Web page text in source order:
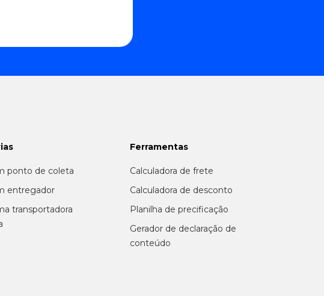
ponto de coleta
entregador
transportadora
Ferramentas
Calculadora de frete
Calculadora de desconto
Planilha de precificação
Gerador de declaração de
conteúdo